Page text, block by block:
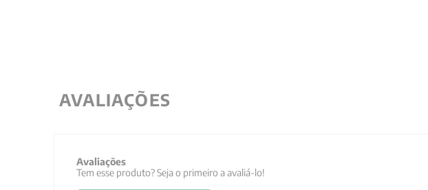
AVALIAÇÕES
Avaliações
Tem esse produto? Seja o primeiro a avaliá-lo!